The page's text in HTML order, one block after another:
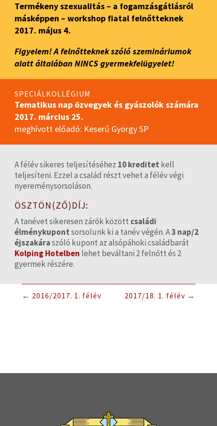
Termékeny szexualitás – a fogamzásgátlásról
másképpen – workshop fiatal felnőtteknek
2017. május 4.
Figyelem! A felnőtteknek szóló szemináriumok
alatt általában NINCS gyermekfelügyelet!
SPECIÁLKOLLÉGIUM
Tematikus nap özvegyek és gyászolók számára
2017. március 25.
meghívott előadó: Keserű György SP
A félév sikeres teljesítéséhez 10 kreditet kell
teljesíteni. Ezzel a család részt vehet a félév végi
nyereménysorsoláson.
ÖSZTÖN(ZŐ)DÍJ:
A tanévet sikeresen zárók között családi
élménykupontsorsolunk ki a tanév végén. A3 nap/2
éjszakáraszóló kupont az alsópáhoki családbarát
Kolping Hotelben lehet beváltani 2 felnőtt és 2
gyermek részére.
← 2016/2017. 1. félév 2017/18. 1. félév →